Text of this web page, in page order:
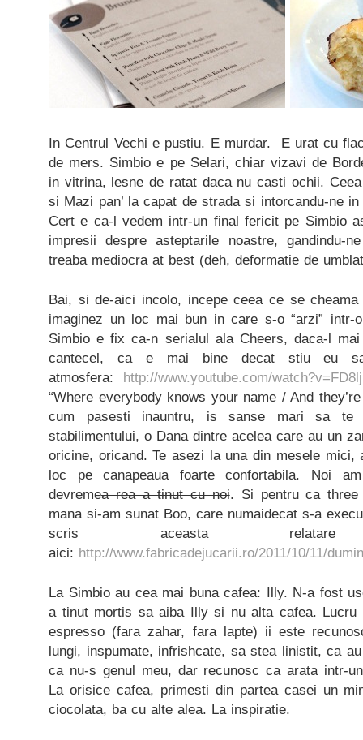
In Centrul Vechi e pustiu. E murdar. E urat cu
de mers. Simbio e pe Selari, chiar vizavi de
in vitrina, lesne de ratat daca nu casti ochii.
si Mazi pan’ la capat de strada si intorcandu-ne
Cert e ca-l vedem intr-un final fericit pe Simbio
impresii despre asteptarile noastre,
treaba mediocra at best (deh, deformatie de
Bai, si de-aici incolo, incepe ceea ce se
imaginez un loc mai bun in care s-o “arzi” intr-
Simbio e fix ca-n serialul ala Cheers, daca-l
cantecel, ca e mai bine decat stiu eu
atmosfera: http://www.youtube.com/
“Where everybody knows your name / And
cum pasesti inauntru, is sanse mari sa te
stabilimentului, o Dana dintre acelea care au un
oricine, oricand. Te asezi la una din mesele mici,
loc pe canapeaua foarte confortabila. Noi
devremea rea a tinut cu noi. Si pentru ca
mana si-am sunat Boo, care numaidecat s-a
scris aceasta
aici: http://www.fabricadejucarii.ro/2011/10/11/
La Simbio au cea mai buna cafea: Illy. N-a fost
a tinut mortis sa aiba Illy si nu alta cafea. Lucru
espresso (fara zahar, fara lapte) ii este
lungi, inspumate, infrishcate, sa stea linistit, ca
ca nu-s genul meu, dar recunosc ca arata intr-
La orisice cafea, primesti din partea casei un
ciocolata, ba cu alte alea. La inspiratie.